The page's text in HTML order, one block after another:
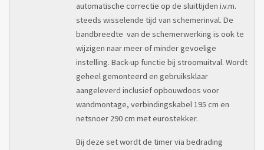
automatische correctie op de sluittijden i.v.m.
steeds wisselende tijd van schemerinval. De
bandbreedte van de schemerwerking is ook te
wijzigen naar meer of minder gevoelige
instelling. Back-up functie bij stroomuitval. Wordt
geheel gemonteerd en gebruiksklaar
aangeleverd inclusief opbouwdoos voor
wandmontage, verbindingskabel 195 cm en
netsnoer 290 cm met eurostekker.
Bij deze set wordt de timer via bedrading